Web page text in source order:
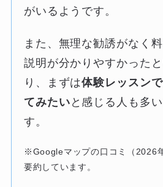
がいるようです。
また、無理な勧誘がなく
説明が分かりやすかった
り、まずは体験レッスン
てみたい と感じる人も多
す。
※Googleマップの口コミ（2026
要約しています。